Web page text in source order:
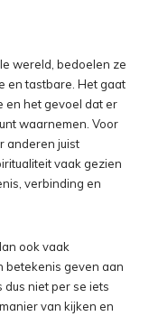
wereld, bedoelen ze
en tastbare. Het gaat
en het gevoel dat er
waarnemen. Voor
anderen juist
vaak gezien
verbinding en
ook vaak
betekenis geven aan
dus niet per se iets
van kijken en